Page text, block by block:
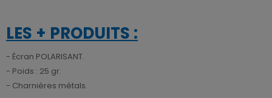
LES + PRODUITS :
- Écran POLARISANT.
- Poids : 25 gr.
- Charnières métals.